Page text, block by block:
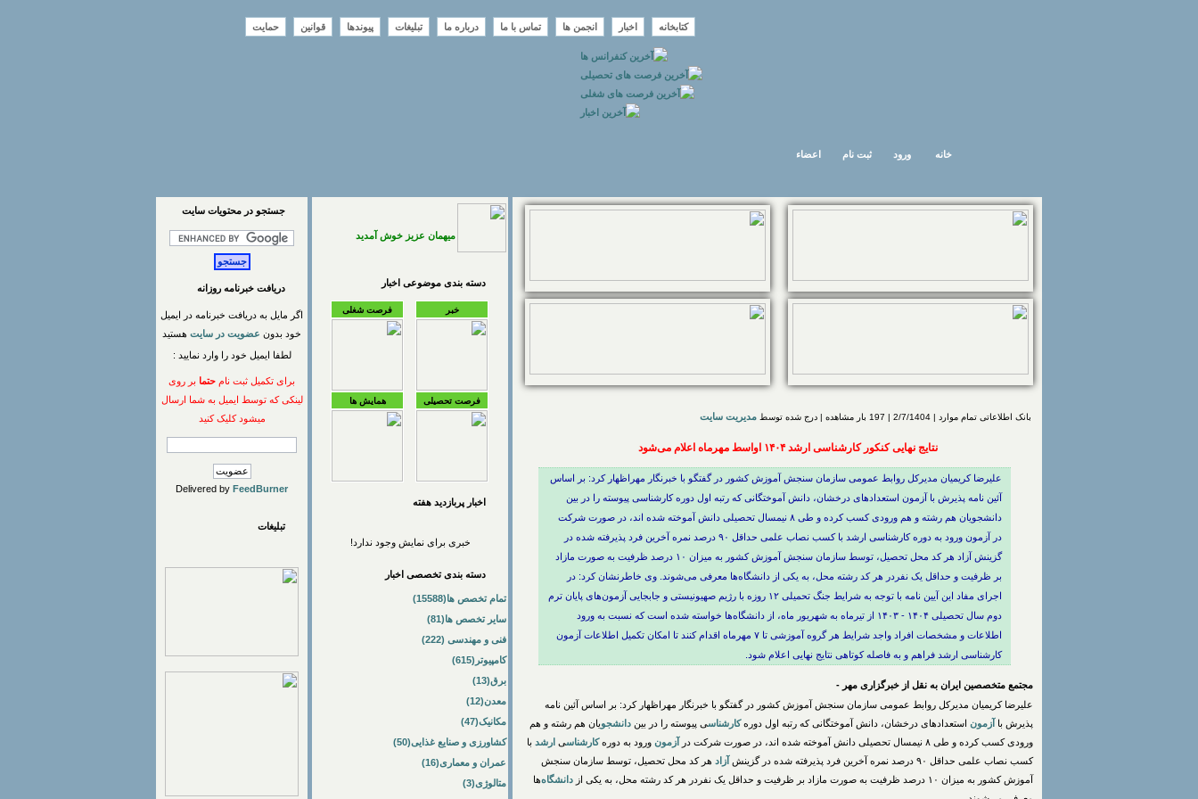
کتابخانه اخبار انجمن ها تماس با ما درباره ما تبلیغات پیوندها قوانین حمایت
اعضاء ثبت نام ورود خانه
بانک اطلاعاتی تمام موارد | 2/7/1404 | 197 بار مشاهده | درج شده توسط مدیریت سایت
نتایج نهایی کنکور کارشناسی ارشد ۱۴۰۴ اواسط مهرماه اعلام می‌شود
علیرضا کریمیان مدیرکل روابط عمومی سازمان سنجش آموزش کشور در گفتگو با خبرنگار مهراظهار کرد: بر اساس
آئین نامه پذیرش با آزمون استعدادهای درخشان، دانش آموختگانی که رتبه اول دوره کارشناسی پیوسته را در بین
دانشجویان هم رشته و هم ورودی کسب کرده و طی ۸ نیمسال تحصیلی دانش آموخته شده اند، در صورت شرکت
در آزمون ورود به دوره کارشناسی ارشد با کسب نصاب علمی حداقل ۹۰ درصد نمره آخرین فرد پذیرفته شده در
گزینش آزاد هر کد محل تحصیل، توسط سازمان سنجش آموزش کشور به میزان ۱۰ درصد ظرفیت به صورت مازاد
بر ظرفیت و حداقل یک نفردر هر کد رشته محل، به یکی از دانشگاه‌ها معرفی می‌شوند. وی خاطرنشان کرد: در
اجرای مفاد این آیین نامه با توجه به شرایط جنگ تحمیلی ۱۲ روزه با رژیم صهیونیستی و جابجایی آزمون‌های پایان ترم
دوم سال تحصیلی ۱۴۰۴ - ۱۴۰۳ از تیرماه به شهریور ماه، از دانشگاه‌ها خواسته شده است که نسبت به ورود
اطلاعات و مشخصات افراد واجد شرایط هر گروه آموزشی تا ۷ مهرماه اقدام کنند تا امکان تکمیل اطلاعات آزمون
کارشناسی ارشد فراهم و به فاصله کوتاهی نتایج نهایی اعلام شود.
مجتمع متخصصین ایران به نقل از خبرگزاری مهر -
علیرضا کریمیان مدیرکل روابط عمومی سازمان سنجش آموزش کشور در گفتگو با خبرنگار مهراظهار کرد: بر اساس آئین نامه
پذیرش با آزمون استعدادهای درخشان، دانش آموختگانی که رتبه اول دورهکارشناسی پیوسته را در بین دانشجویان هم رشته و هم
ورودی کسب کرده و طی ۸ نیمسال تحصیلی دانش آموخته شده اند، در صورت شرکت در
آزمون ورود به دورهکارشناسی ارشد با
کسب نصاب علمی حداقل ۹۰ درصد نمره آخرین فرد پذیرفته شده در گزینش
آزاد هر کد محل تحصیل، توسط سازمان سنجش
آموزش کشور به میزان ۱۰ درصد ظرفیت به صورت مازاد بر ظرفیت و حداقل یک نفردر هر کد رشته محل، به یکی از
دانشگاه‌ها
میهمان عزیز خوش آمدید
دسته بندی موضوعی اخبار
خبر فرصت شغلی
فرصت تحصیلی همایش ها
اخبار پربازديد هفته
خبری برای نمایش وجود ندارد!
دسته بندی تخصصی اخبار
تمام تخصص ها(15588)
سایر تخصص ها(81)
فنی و مهندسی (222)
کامپیوتر(615)
برق(13)
معدن(12)
مکانیک(47)
کشاورزی و صنایع غذایی(50)
عمران و معماری(16)
متالوژی(3)
جستجو در محتويات سايت
دریافت خبرنامه روزانه
اگر مایل به دریافت خبرنامه در ایمیل
خود بدون عضویت در سایت هستید
لطفا ایمیل خود را وارد نمایید :
برای تکمیل ثبت نام حتما بر روی
لینکی که توسط ایمیل به شما ارسال
میشود کلیک کنید
Delivered by FeedBurner
تبلیغات